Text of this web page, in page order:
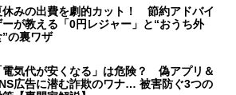
休みの出費を劇的カット！ 節約アドバイ
ーが教える「0円レジャー」と“おうち外
”の裏ワザ
電気代が安くなる」は危険？ 偽アプリ＆
広告に潜む詐欺のワナ… 被害防ぐ3つの